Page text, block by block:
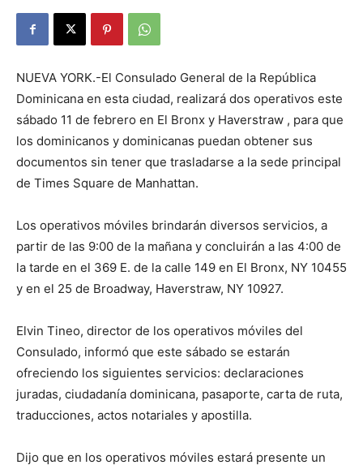
NUEVA YORK.-El Consulado General de la República
Dominicana en esta ciudad, realizará dos operativos este
sábado 11 de febrero en El Bronx y Haverstraw , para que
los dominicanos y dominicanas puedan obtener sus
documentos sin tener que trasladarse a la sede principal
de Times Square de Manhattan.
Los operativos móviles brindarán diversos servicios, a
partir de las 9:00 de la mañana y concluirán a las 4:00 de
la tarde en el 369 E. de la calle 149 en El Bronx, NY 10455
y en el 25 de Broadway, Haverstraw, NY 10927.
Elvin Tineo, director de los operativos móviles del
Consulado, informó que este sábado se estarán
ofreciendo los siguientes servicios: declaraciones
juradas, ciudadanía dominicana, pasaporte, carta de ruta,
traducciones, actos notariales y apostilla.
Dijo que en los operativos móviles estará presente un